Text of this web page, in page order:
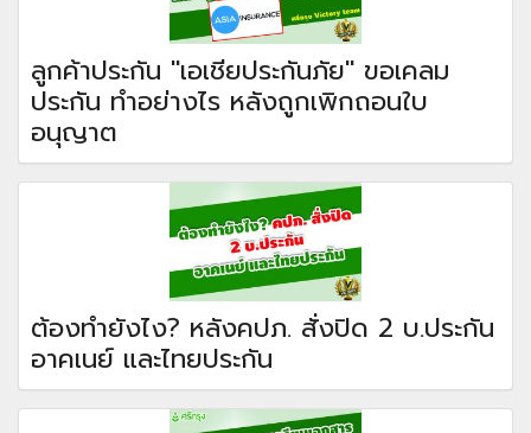
ลูกค้าประกัน "เอเชียประกันภัย" ขอเคลม
ประกัน ทำอย่างไร หลังถูกเพิกถอนใบ
อนุญาต
ต้องทำยังไง? หลังคปภ. สั่งปิด 2 บ.ประกัน
อาคเนย์ และไทยประกัน